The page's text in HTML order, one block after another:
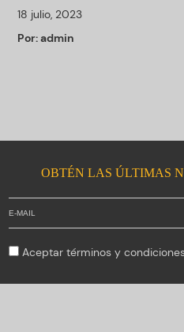
18 julio, 2023
Por:admin
OBTÉN LAS ÚLTIMAS
Aceptartérminos y